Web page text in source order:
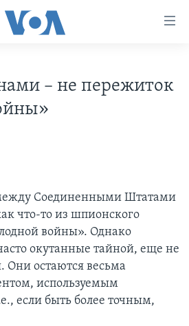
ПУТЕШЕСТВИЕ
ИСТОРИЯ
– не пережиток
Соединенными Штатами
что-то из шпионского
войны». Однако
окутанные тайной, еще не
Они остаются весьма
используемым
если быть более точным,